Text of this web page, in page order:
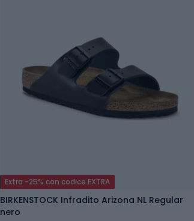
Extra -25% con codice EXTRA
BIRKENSTOCK Infradito Arizona NL Regular
nero